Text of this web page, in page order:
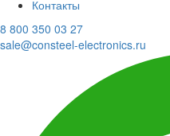
Контакты
8 800 350 03 27
sale@consteel-electronics.ru